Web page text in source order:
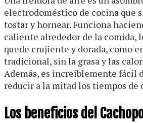
electrodoméstico de cocina que
tostar y hornear. Funciona
caliente alrededor de la comida,
quede crujiente y dorada, como
tradicional, sin la grasa y las
Además, es increíblemente fácil
reducir a la mitad los tiempos de
Los beneficios del